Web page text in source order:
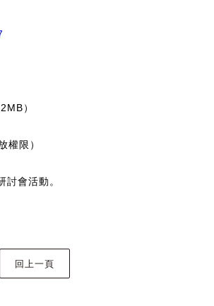
）
權限）
會活動。